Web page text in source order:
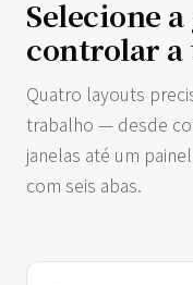
Selecione
controlar a
Quatro layouts
trabalho — desde
janelas até um
com seis abas.